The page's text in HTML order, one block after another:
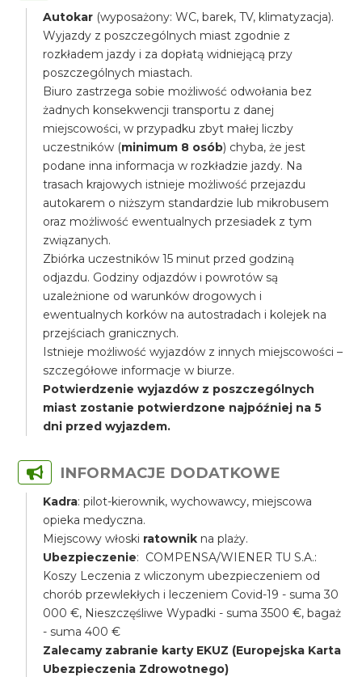
Autokar (wyposażony: WC, barek, TV, klimatyzacja).
Wyjazdy z poszczególnych miast zgodnie z
rozkładem jazdy i za dopłatą widniejącą przy
poszczególnych miastach.
Biuro zastrzega sobie możliwość odwołania bez
żadnych konsekwencji transportu z danej
miejscowości, w przypadku zbyt małej liczby
uczestników (minimum 8 osób) chyba, że jest
podane inna informacja w rozkładzie jazdy. Na
trasach krajowych istnieje możliwość przejazdu
autokarem o niższym standardzie lub mikrobusem
oraz możliwość ewentualnych przesiadek z tym
związanych.
Zbiórka uczestników 15 minut przed godziną
odjazdu. Godziny odjazdów i powrotów są
uzależnione od warunków drogowych i
ewentualnych korków na autostradach i kolejek na
przejściach granicznych.
Istnieje możliwość wyjazdów z innych miejscowości –
szczegółowe informacje w biurze.
Potwierdzenie wyjazdów z poszczególnych
miast zostanie potwierdzone najpóźniej na 5
dni przed wyjazdem.
INFORMACJE DODATKOWE
Kadra: pilot-kierownik, wychowawcy, miejscowa
opieka medyczna.
Miejscowy włoski ratownik na plaży.
Ubezpieczenie: COMPENSA/WIENER TU S.A.:
Koszy Leczenia z wliczonym ubezpieczeniem od
chorób przewlekłych i leczeniem Covid-19 - suma 30
000 €, Nieszczęśliwe Wypadki - suma 3500 €, bagaż
- suma 400 €
Zalecamy zabranie karty EKUZ (Europejska Karta
Ubezpieczenia Zdrowotnego)